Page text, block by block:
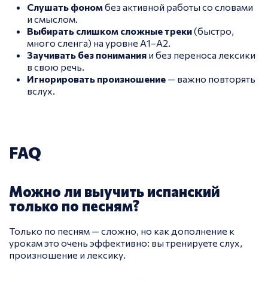
Слушать фоном без активной работы со словами
и смыслом.
Выбирать слишком сложные треки(быстро,
много сленга) на уровне A1–A2.
Заучивать без понимания и без переноса лексики
в свою речь.
Игнорировать произношение — важно повторять
вслух.
FAQ
Можно ли выучить испанский
только по песням?
Только по песням — сложно, но как дополнение к
урокам это очень эффективно: вы тренируете слух,
произношение и лексику.